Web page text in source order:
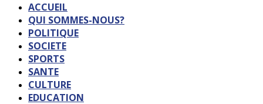
ACCUEIL
QUI SOMMES-NOUS?
POLITIQUE
SOCIETE
SPORTS
SANTE
CULTURE
EDUCATION